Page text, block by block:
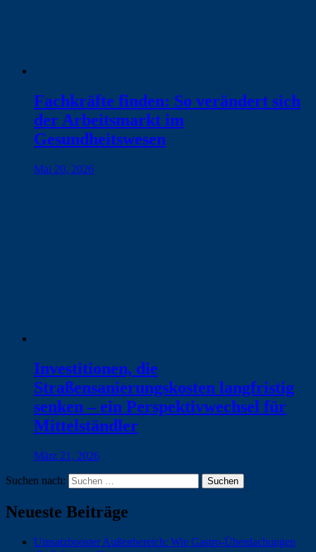
Fachkräfte finden: So verändert sich
der Arbeitsmarkt im
Gesundheitswesen
Mai 20, 2026
Investitionen, die
Straßensanierungskosten langfristig
senken – ein Perspektivwechsel für
Mittelständler
März 21, 2026
Suchen nach:
Neueste Beiträge
Umsatzbooster Außenbereich: Wie Gastro-Überdachungen